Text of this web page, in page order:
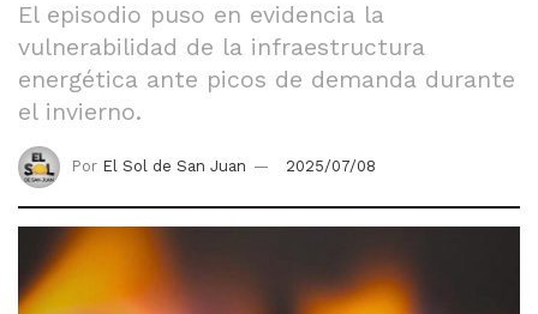
El episodio puso en evidencia la
vulnerabilidad de la infraestructura
energética ante picos de demanda durante
el invierno.
Por El Sol de San Juan 2025/07/08